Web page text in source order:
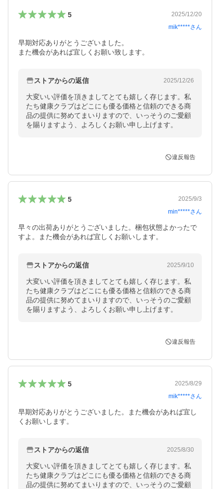
5
2025/12/20
mik*****さん
早期対応ありがとうございました。
また機会があれば宜しくお願い致します。
ストアからの返信 2025/12/26
大変いい評価を頂きましてとても嬉しく存じます。私
たち健康クラブはどこにも優る価格と信頼のできる商
品の提供に努めてまいりますので、いっそうのご愛顧
を賜りますよう、よろしくお願い申し上げます。
違反報告
5
2025/9/3
min*****さん
早々の出荷ありがとうございました。梱包状態よかったで
すよ。また機会があれば宜しくお願いします。
ストアからの返信 2025/9/10
大変いい評価を頂きましてとても嬉しく存じます。私
たち健康クラブはどこにも優る価格と信頼のできる商
品の提供に努めてまいりますので、いっそうのご愛顧
を賜りますよう、よろしくお願い申し上げます。
違反報告
5
2025/8/29
mik*****さん
早期対応ありがとうございました。また機会があれば宜し
くお願いします。
ストアからの返信 2025/8/30
大変いい評価を頂きましてとても嬉しく存じます。私
たち健康クラブはどこにも優る価格と信頼のできる商
品の提供に努めてまいりますので、いっそうのご愛顧